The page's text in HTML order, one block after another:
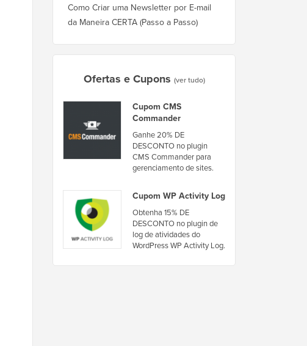
Como Criar uma Newsletter por E-mail
da Maneira CERTA (Passo a Passo)
Ofertas e Cupons (ver tudo)
Cupom CMS
Commander
Ganhe 20% DE
DESCONTO no plugin
CMS Commander para
gerenciamento de sites.
Cupom WP Activity Log
Obtenha 15% DE
DESCONTO no plugin de
log de atividades do
WordPress WP Activity Log.